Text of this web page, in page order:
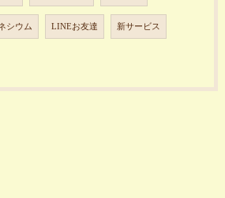
シウム LINEお友達 新サービス